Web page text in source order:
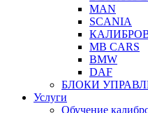
MAN
SCANIA
MB CARS
BMW
DAF
БЛОКИ
Услуги
Обучение